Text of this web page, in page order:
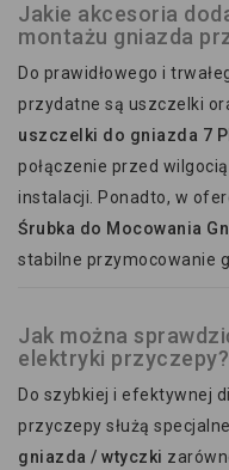
Jakie akcesoria
montażu gniazda
Do prawidłowego i
przydatne są uszczelki
uszczelki do gniazda 7
połączenie przed
instalacji. Ponadto, w
Śrubka do Mocowania
stabilne przymocowanie
Jak można
elektryki przyczepy?
Do szybkiej i efektywnej
przyczepy służą
gniazda / wtyczki